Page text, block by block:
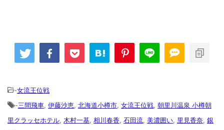
-女流王位戦
-三間飛車, 伊藤沙恵, 北海道小樽市, 女流王位戦, 朝里川温泉 小樽朝
里クラッセホテル, 木村一基, 相川春香, 石田流, 美濃囲い, 里見香奈, 銀